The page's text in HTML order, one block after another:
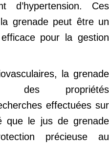
d’hypertension. Ces
grenade peut être un
pour la gestion
la grenade
des propriétés
effectuées sur
que le jus de grenade
précieuse au